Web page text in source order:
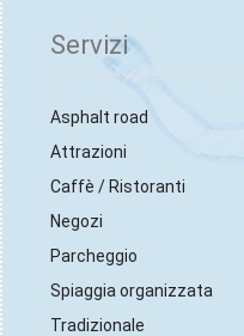
Servizi
Asphalt road
Attrazioni
Caffè / Ristoranti
Negozi
Parcheggio
Spiaggia organizzata
Tradizionale